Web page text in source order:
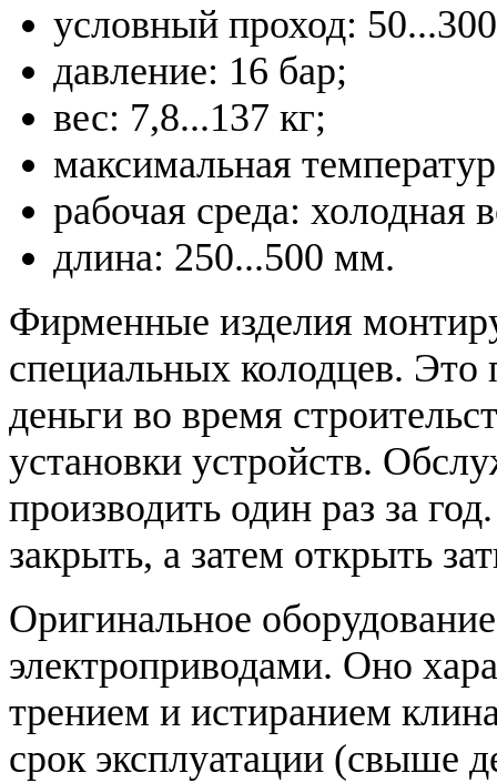
условный проход:
давление: 16 бар;
вес: 7,8...137 кг;
максимальная
рабочая среда: холодная
длина: 250...500 мм.
Фирменные изделия
специальных колодцев. Это
деньги во время
установки устройств.
производить один раз за
закрыть, а затем открыть
Оригинальное
электроприводами. Оно
трением и истиранием
срок эксплуатации (свыше